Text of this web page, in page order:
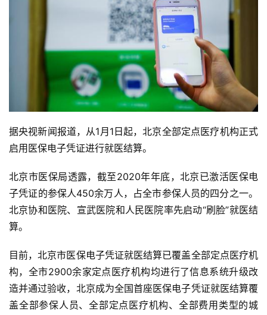
据央视新闻报道，从1月1日起，北京全部定点医疗机构正式
启用医保电子凭证进行就医结算。
北京市医保局透露，截至2020年年底，北京已激活医保电
子凭证的参保人450余万人，占全市参保人员的四分之一。
北京协和医院、宣武医院和人民医院率先启动“刷脸”就医结
算。
目前，北京市医保电子凭证就医结算已覆盖全部定点医疗机
构，全市2900余家定点医疗机构均进行了信息系统升级改
造并通过验收，北京成为全国首座医保电子凭证就医结算覆
盖全部参保人员、全部定点医疗机构、全部费用类型的城